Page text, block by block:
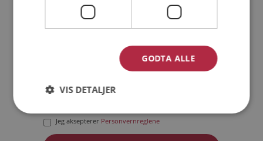
Jeg aksepterer Personvernreglene
GODTA ALLE
VIS DETALJER